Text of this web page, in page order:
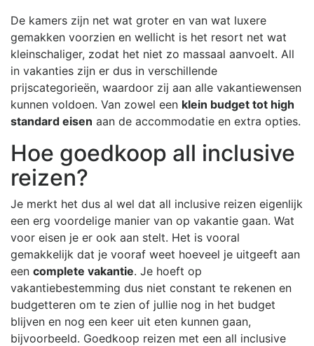
De kamers zijn net wat groter en van wat luxere
gemakken voorzien en wellicht is het resort net wat
kleinschaliger, zodat het niet zo massaal aanvoelt. All
in vakanties zijn er dus in verschillende
prijscategorieën, waardoor zij aan alle vakantiewensen
kunnen voldoen. Van zowel een klein budget tot high
standard eisen aan de accommodatie en extra opties.
Hoe goedkoop all inclusive
reizen?
Je merkt het dus al wel dat all inclusive reizen eigenlijk
een erg voordelige manier van op vakantie gaan. Wat
voor eisen je er ook aan stelt. Het is vooral
gemakkelijk dat je vooraf weet hoeveel je uitgeeft aan
een complete vakantie. Je hoeft op
vakantiebestemming dus niet constant te rekenen en
budgetteren om te zien of jullie nog in het budget
blijven en nog een keer uit eten kunnen gaan,
bijvoorbeeld. Goedkoop reizen met een all inclusive